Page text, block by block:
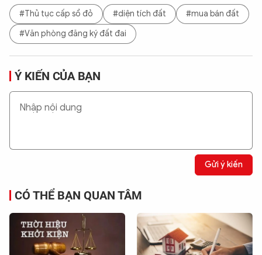
#Thủ tục cấp sổ đỏ #diện tích đất
#mua bán đất
#Văn phòng đăng ký đất đai
Ý KIẾN CỦA BẠN
Gửi ý kiến
CÓ THỂ BẠN QUAN TÂM